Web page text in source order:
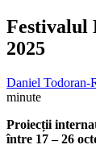
Festivalul
2025
Daniel Todoran-
minute
Proiecții
între 17 – 26